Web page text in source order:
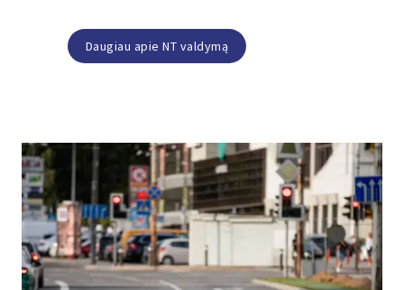
Daugiau apie NT valdymą